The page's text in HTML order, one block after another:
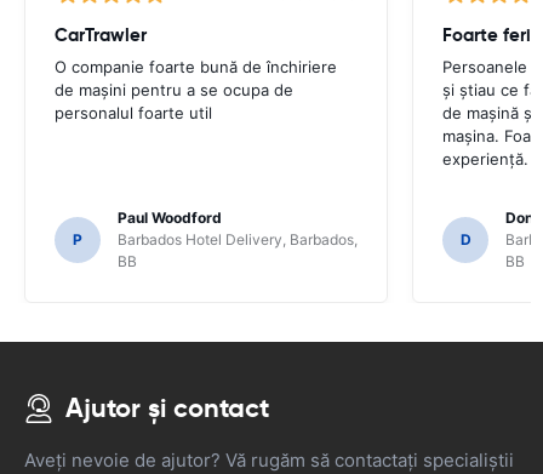
CarTrawler
O companie foarte bună de închiriere
de mașini pentru a se ocupa de
personalul foarte util
P
Paul Woodford
Barbados Hotel Delivery, Barbados,
BB
Foarte
Persoanele
și știau ce
de mașină și
mașina.
experiență.
D
BB
Ajutor și contact
Aveți nevoie de ajutor? Vă rugăm să contactați specialiștii